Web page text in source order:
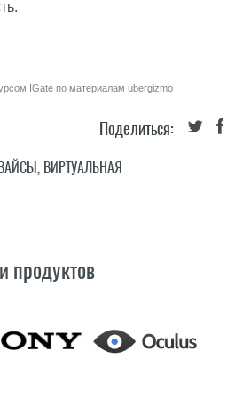
IGate по материаламubergizmo
Поделиться:
, ВИРТУАЛЬНАЯ
продуктов